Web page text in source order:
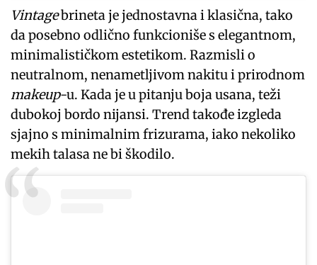
Vintagebrineta je jednostavna i klasična, tako
da posebno odlično funkcioniše s elegantnom,
minimalističkom estetikom. Razmisli o
neutralnom, nenametljivom nakitu i prirodnom
makeup-u. Kada je u pitanju boja usana, teži
dubokoj bordo nijansi. Trend takođe izgleda
sjajno s minimalnim frizurama, iako nekoliko
mekih talasa ne bi škodilo.